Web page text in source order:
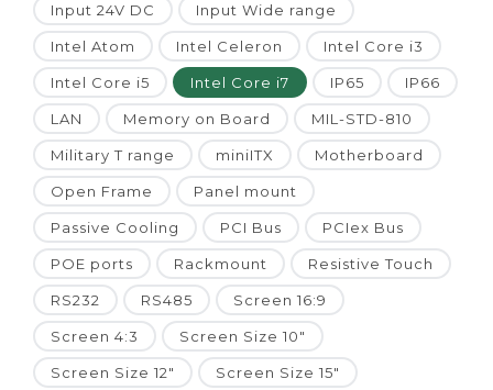
Input 24V DC Input Wide range
Intel Atom Intel Celeron Intel Core i3
Intel Core i5 Intel Core i7 IP65 IP66
LAN Memory on Board MIL-STD-810
Military T range miniITX Motherboard
Open Frame Panel mount
Passive Cooling PCI Bus PCIex Bus
POE ports Rackmount Resistive Touch
RS232 RS485 Screen 16:9
Screen 4:3 Screen Size 10"
Screen Size 12" Screen Size 15"